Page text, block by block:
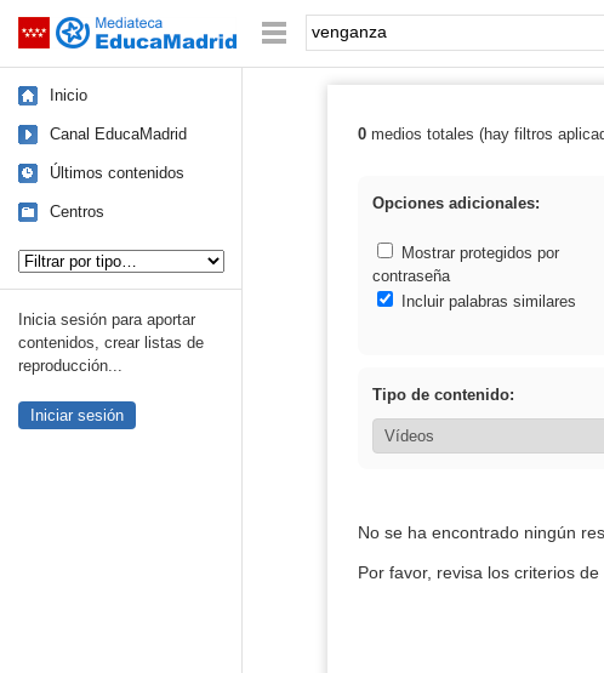
Saltar navegación Palabra o frase:
Inicio
Canal EducaMadrid
Últimos contenidos
Centros
Inicia sesión para aportar
contenidos, crear listas de
reproducción...
Iniciar sesión
Resultados de:
0medios totales (hay filtros
Opciones adicionales:
Mostrar protegidos por
contraseña
Incluir palabras similares
Tipo de contenido:
No se ha encontrado ningún
Por favor, revisa los criterios